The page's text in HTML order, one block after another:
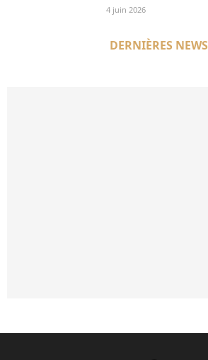
4 juin 2026
DERNIÈRES NEWS